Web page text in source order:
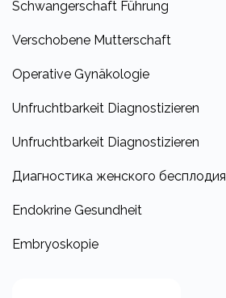
Schwangerschaft Führung
Verschobene Mutterschaft
Operative Gynäkologie
Unfruchtbarkeit Diagnostizieren
Unfruchtbarkeit Diagnostizieren
Диагностика женского бесплодия
Endokrine Gesundheit
Embryoskopie